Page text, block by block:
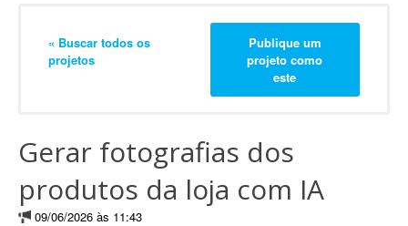
« Buscar todos os
projetos
Publique um
projeto como
este
Gerar fotografias dos
produtos da loja com IA
09/06/2026 às 11:43